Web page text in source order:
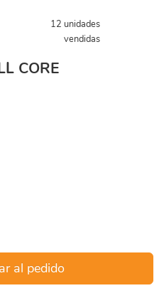
12 unidades
vendidas
CORE
al pedido